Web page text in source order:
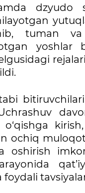
dzyudo
tuman
yoshlar
o‘qishga
ochiq
oshirish